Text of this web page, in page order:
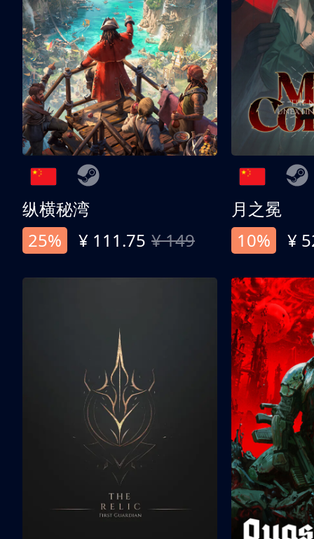
纵横秘湾
25%
¥ 111.75 ¥ 149
月之冕
10%
¥